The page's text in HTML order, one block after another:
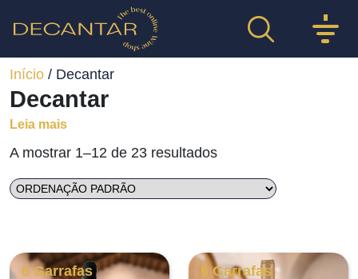
Início / Decantar
Decantar
Leia mais
A mostrar 1–12 de 23 resultados
6 Garrafas
6 Garrafas